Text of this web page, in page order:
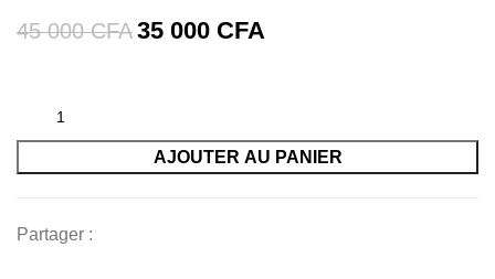
45 000CFA35 000 CFA
AJOUTER AU PANIER
Partager :